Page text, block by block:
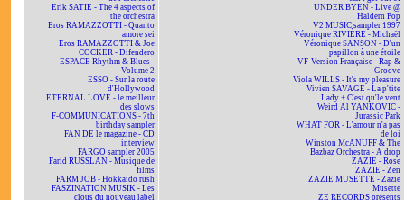
Erik SATIE - The 4 aspects of
the orchestra
Eros RAMAZZOTTI - Quanto
amore sei
Eros RAMAZZOTTI & Joe
COCKER - Difendero
ESPACE Rhythm & Blues -
Volume 2
ESSO - Sur la route
d'Hollywood
ETERNAL LOVE - le meilleur
des slows
F-COMMUNICATIONS - 7th
birthday sampler
FAN DE le magazine - CD
interview
FARGO sampler 2005
Farid RUSSLAN - Musique de
films
FARM JOB - Hokkaïdo rush
FASZINATION MUSIK - Les
clous du nouveau label
UNDER BYEN - Live @
Haldern Pop
V2 MUSIC sampler 1997
Véronique RIVIÈRE - Michaël
Véronique SANSON - D'un
papillon à une étoile
VF-Version Française - Rap &
Groove
Viola WILLS - It's my pleasure
Vivien SAVAGE - La p'tite
Lady + C'est qu'le vent
Weird Al YANKOVIC -
Jurassic Park
WHAT FOR - L'amour n'a pas
de loi
Winston McANUFF & The
Bazbaz Orchestra - A drop
ZAZIE - Rose
ZAZIE - Zen
ZAZIE MUSETTE - Zazie
Musette
ZE RECORDS presents